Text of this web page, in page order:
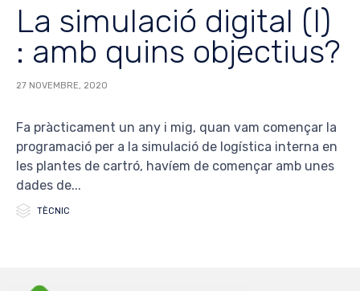
La simulació digital (I)
: amb quins objectius?
27 NOVEMBRE, 2020
Fa pràcticament un any i mig, quan vam començar la
programació per a la simulació de logística interna en
les plantes de cartró, havíem de començar amb unes
dades de...
 Category
TÈCNIC